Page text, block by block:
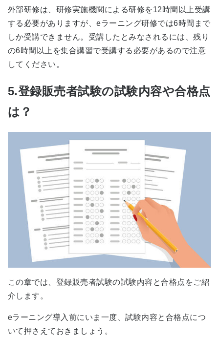
外部研修は、研修実施機関による研修を12時間以上受講
する必要がありますが、eラーニング研修では6時間まで
しか受講できません。受講したとみなされるには、残り
の6時間以上を集合講習で受講する必要があるので注意
してください。
5.登録販売者試験の試験内容や合格点
は？
この章では、登録販売者試験の試験内容と合格点をご紹
介します。
eラーニング導入前にいま一度、試験内容と合格点につ
いて押さえておきましょう。